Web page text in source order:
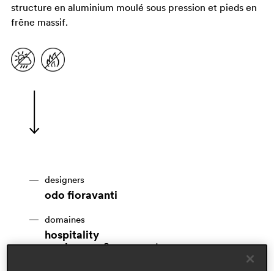
structure en aluminium moulé sous pression et pieds en
frêne massif.
designers
odo fioravanti
domaines
hospitality
workspace & corporate